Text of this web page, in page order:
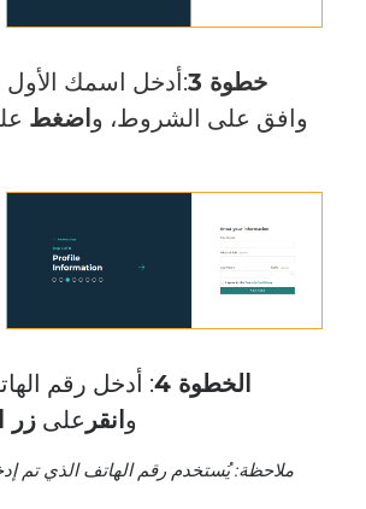
خطوة 3
:أدخل اسمك الأول
وافق على الشروط، و اضغط
الخطوة 4
: أدخل رقم
و انقر على زر
ملاحظة: يُستخدم رقم الهاتف الذي تم